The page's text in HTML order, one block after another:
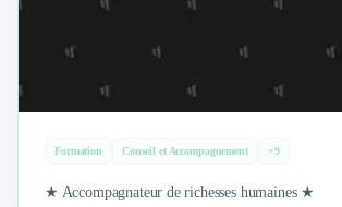
Communication
Études Marketing
Formation Conseil et Accompagnement +9
★ Accompagnateur de richesses humaines ★